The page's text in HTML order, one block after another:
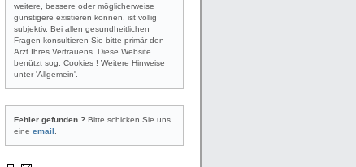
weitere, bessere oder möglicherweise
günstigere existieren können, ist völlig
subjektiv. Bei allen gesundheitlichen
Fragen konsultieren Sie bitte primär den
Arzt Ihres Vertrauens. Diese Website
benützt sog. Cookies ! Weitere Hinweise
unter 'Allgemein'.
Fehler gefunden ? Bitte schicken Sie uns
eine email